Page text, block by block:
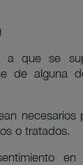
a que se
de alguna
necesarios
o tratados.